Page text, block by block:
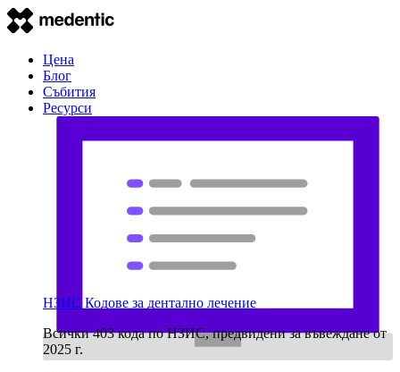
Цена
Блог
Събития
Ресурси
НЗИС Кодове за дентално лечение
Всички 403 кода по НЗИС, предвидени за въвеждане от
2025 г.